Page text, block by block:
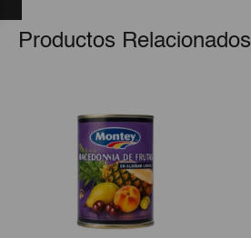
Productos Relacionados